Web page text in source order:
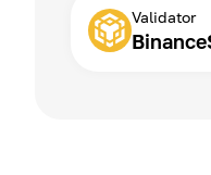
Validator